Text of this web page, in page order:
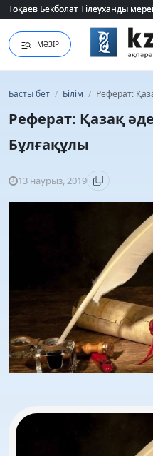
Тоқаев Бекболат Тілеуханды
Тоқаев Бекболат Тілеуханды
МӘЗІР
Басты бет / Білім / Реферат:
Реферат: Қазақ
Бұлғақұлы
13 наурыз, 2019